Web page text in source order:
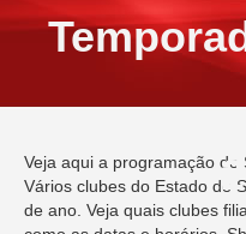
Veja aqui a programação de
Vários clubes do Estado de
de ano. Veja quais clubes